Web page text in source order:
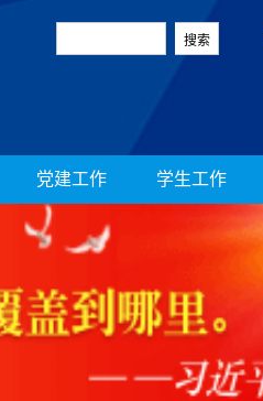
党建工作 学生工作